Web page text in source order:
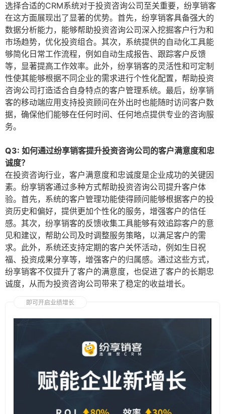
选择合适的CRM系统对于投资咨询公司至关重要，纷享销客
在这方面展现出了显著的优势。首先，纷享销客具备强大的
数据分析能力，能够帮助投资咨询公司深入挖掘客户行为和
市场趋势，优化投资组合。其次，系统提供的自动化工具能
够简化日常工作流程，例如自动生成报告、跟踪客户反馈
等，显著提高工作效率。此外，纷享销客的灵活性和可定制
性使其能够根据不同企业的需求进行个性化配置，帮助投资
咨询公司打造适合自身特点的客户管理系统。最后，纷享销
客的移动端应用支持投资顾问在外出时也能随时访问客户数
据，确保他们能够在任何时间、任何地点提供专业的咨询服
务。
Q3: 如何通过纷享销客提升投资咨询公司的客户满意度和忠
诚度？
在投资咨询行业，客户满意度和忠诚度是企业成功的关键因
素。纷享销客通过多种方式帮助投资咨询公司提升客户体
验。首先，系统的客户管理功能使得顾问能够根据客户的投
资历史和偏好，提供更加个性化的服务，增强客户的信任
感。其次，纷享销客的反馈收集工具能够有效追踪客户的意
见和建议，帮助公司及时调整服务策略，以满足客户的需
求。此外，系统还支持定期的客户关怀活动，例如生日祝
福、投资成果分享等，增强客户的归属感。通过这些方式，
纷享销客不仅提升了客户的满意度，也促进了客户的长期忠
诚度，从而为投资咨询公司带来了稳定的收益增长。
即可开启业绩增长